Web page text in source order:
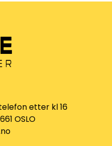
etter kl 16
OSLO